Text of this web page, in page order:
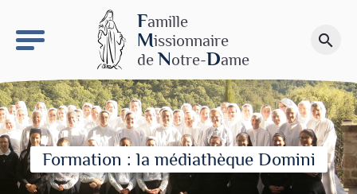
Famille
Missionnaire
de Notre-Dame
search
Faire un don
Formation : la médiathèque Domini